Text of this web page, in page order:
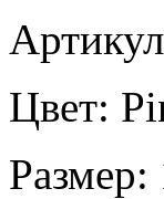
Цвет:
Размер: